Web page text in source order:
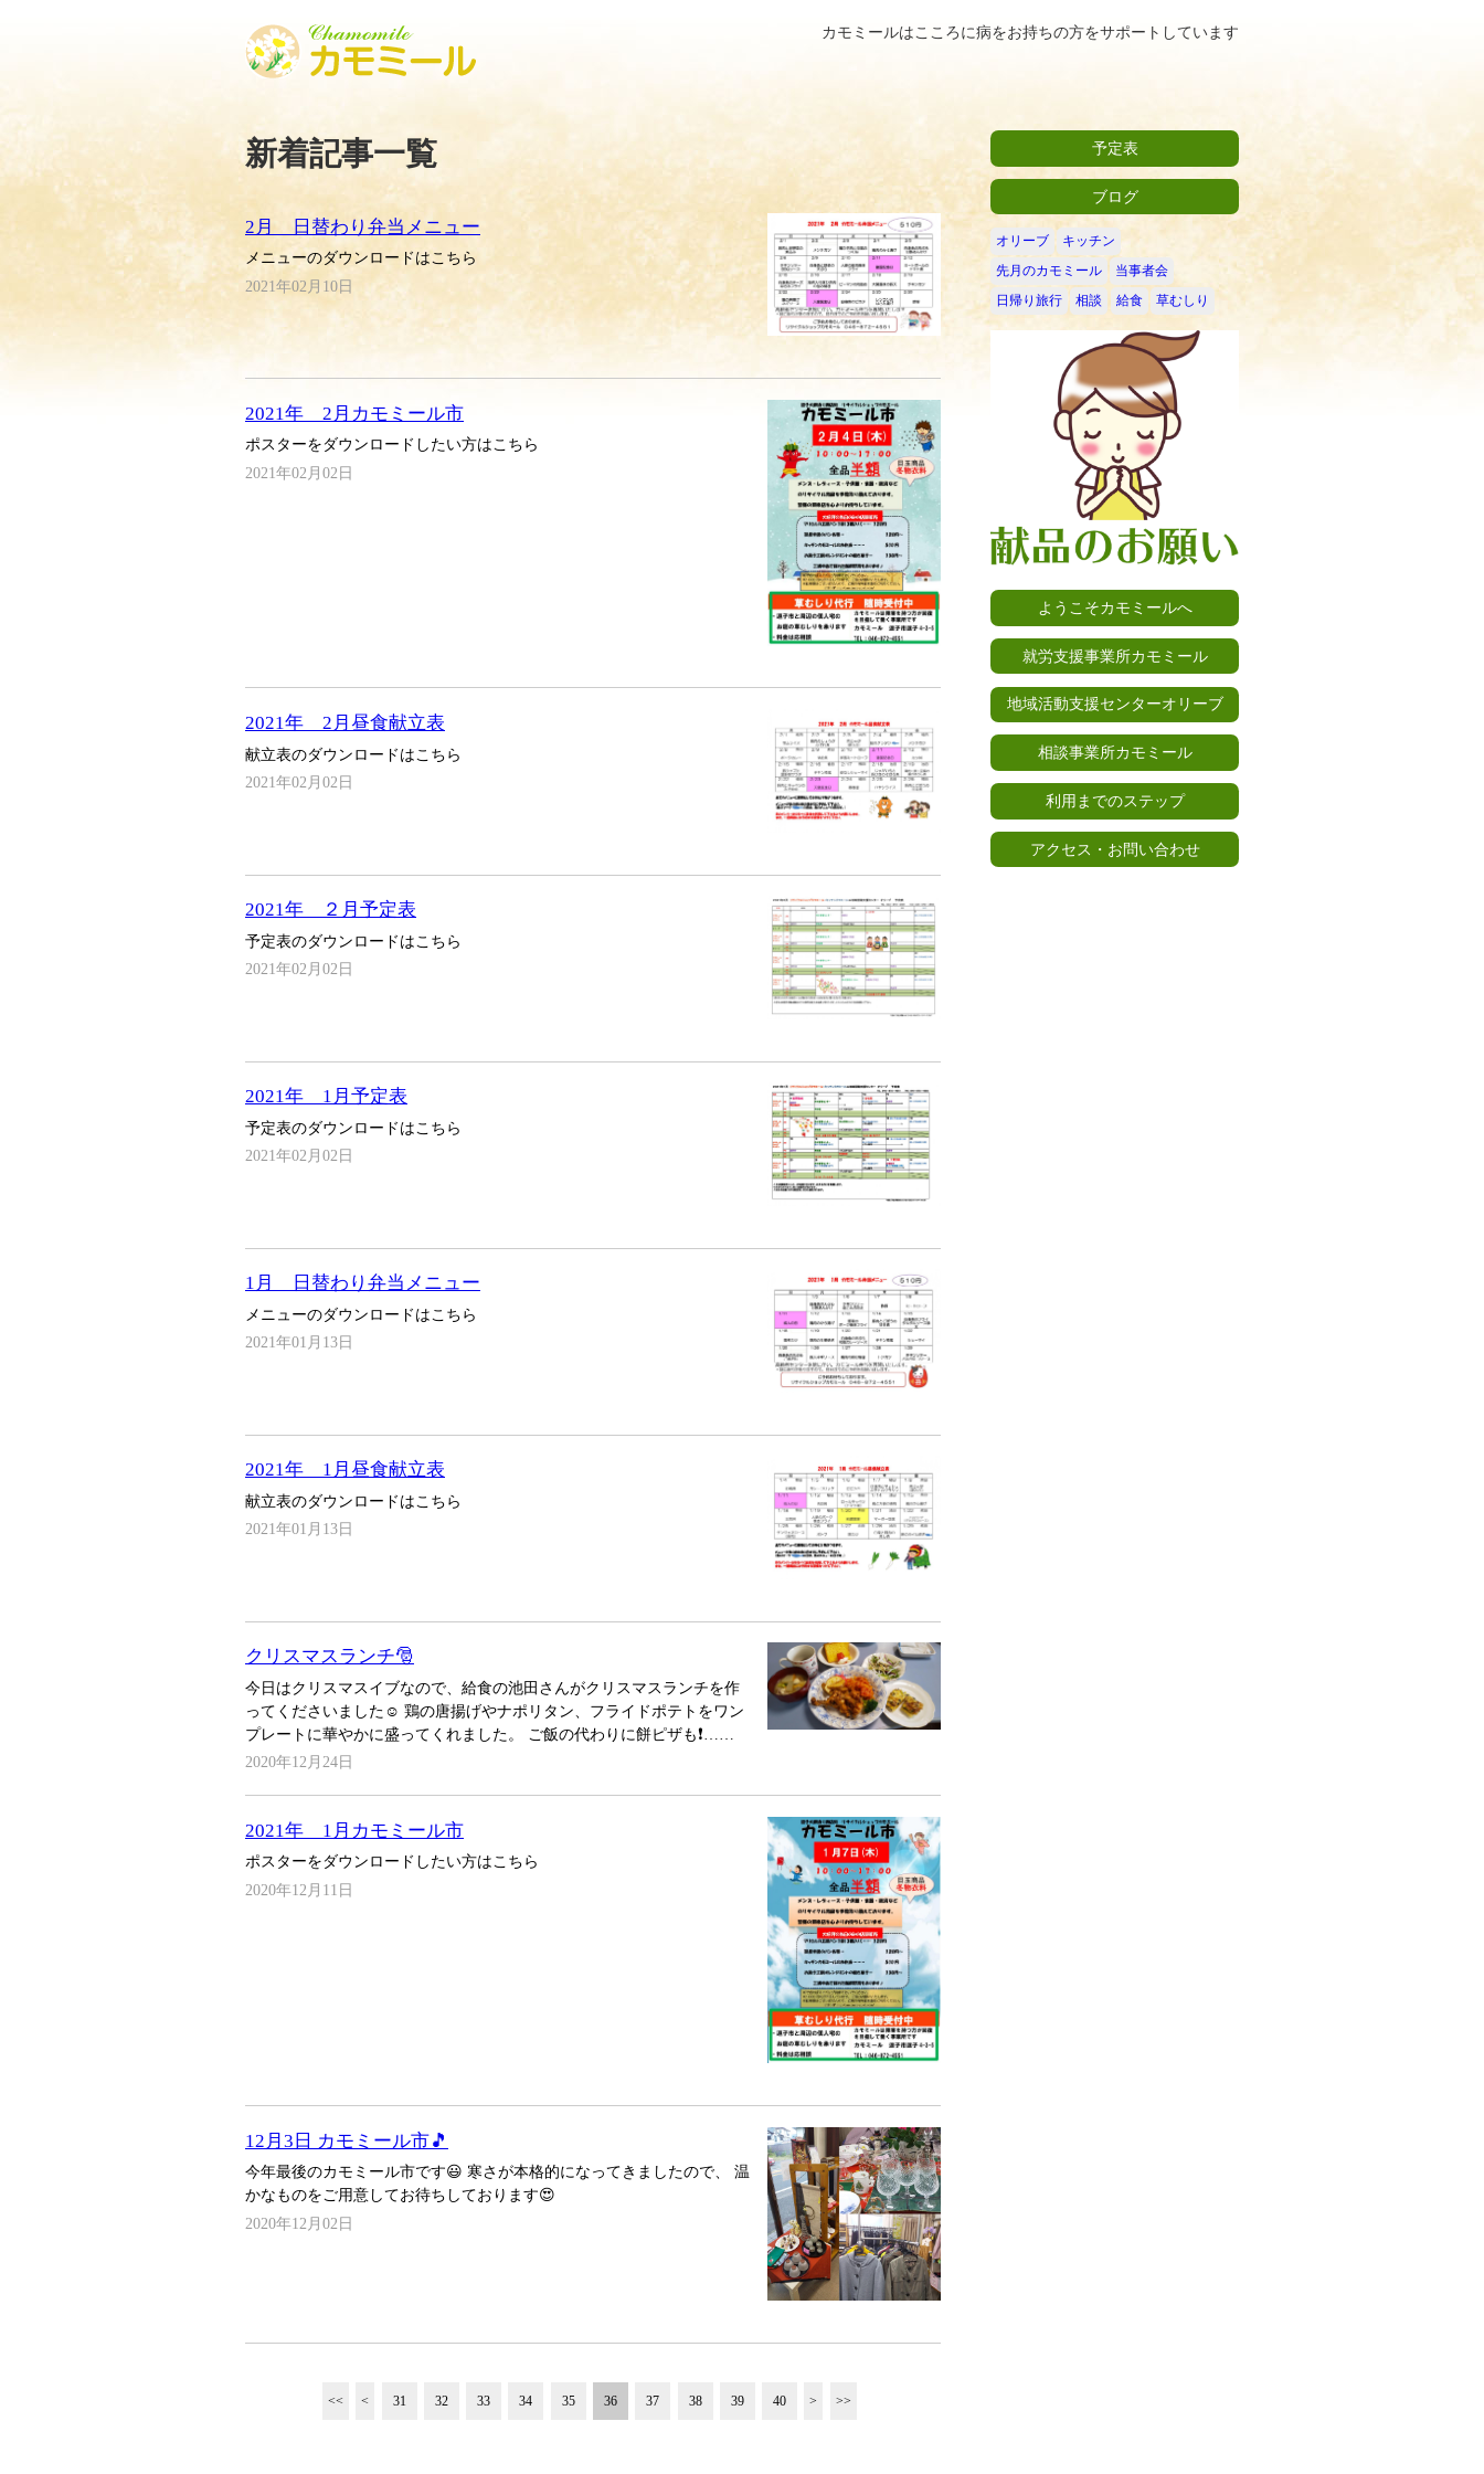
カモミールはこころに病をお持ちの方をサポートしています
新着記事一覧
2月 日替わり弁当メニュー
メニューのダウンロードはこちら
2021年02月10日
2021年 2月カモミール市
ポスターをダウンロードしたい方はこちら
2021年02月02日
2021年 2月昼食献立表
献立表のダウンロードはこちら
2021年02月02日
2021年 ２月予定表
予定表のダウンロードはこちら
2021年02月02日
2021年 1月予定表
予定表のダウンロードはこちら
2021年02月02日
1月 日替わり弁当メニュー
メニューのダウンロードはこちら
2021年01月13日
2021年 1月昼食献立表
献立表のダウンロードはこちら
2021年01月13日
クリスマスランチ🎅
今日はクリスマスイブなので、給食の池田さんがクリスマスランチを作
ってくださいました☺️ 鶏の唐揚げやナポリタン、フライドポテトをワン
プレートに華やかに盛ってくれました。 ご飯の代わりに餅ピザも❗️……
2020年12月24日
2021年 1月カモミール市
ポスターをダウンロードしたい方はこちら
2020年12月11日
12月3日 カモミール市🎵
今年最後のカモミール市です😃 寒さが本格的になってきましたので、 温
かなものをご用意してお待ちしております😍
2020年12月02日
<< < 31 32 33 34 35 36 37 38 39 40 > >>
予定表
ブログ
オリーブ キッチン
先月のカモミール 当事者会
日帰り旅行 相談 給食 草むしり
ようこそカモミールへ
就労支援事業所カモミール
地域活動支援センターオリーブ
相談事業所カモミール
利用までのステップ
アクセス・お問い合わせ